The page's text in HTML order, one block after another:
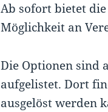
Ab sofort bietet
Möglichkeit an
Die Optionen sind
aufgelistet. Dort
ausgelöst werden